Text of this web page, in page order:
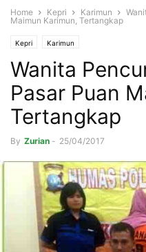
Home Kepri Karimun
Maimun Karimun, Tertangkap
Kepri Karimun
Wanita
Pasar Puan
Tertangkap
By Zurian - 25/04/2017